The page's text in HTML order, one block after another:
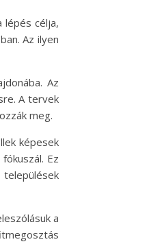
lépés célja,
Az ilyen
Az
A tervek
meg.
képesek
Ez
települések
a